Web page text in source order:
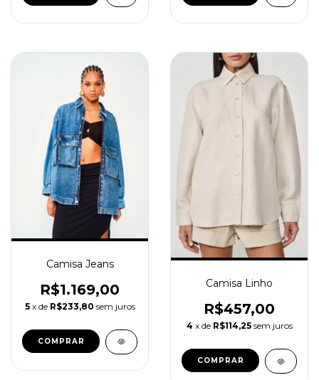
Camisa Jeans
R$1.169,00
5 x de R$233,80 sem juros
COMPRAR
Camisa Linho
R$457,00
4 x de R$114,25 sem juros
COMPRAR